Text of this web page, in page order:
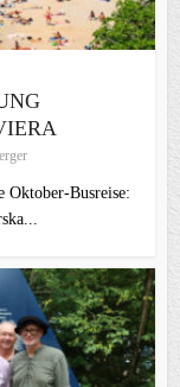
Oktober-Busreise: